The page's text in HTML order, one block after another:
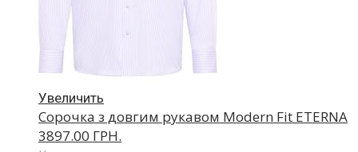
Увеличить
Сорочка з довгим рукавом Modern Fit ETERNA
3897.00 ГРН.